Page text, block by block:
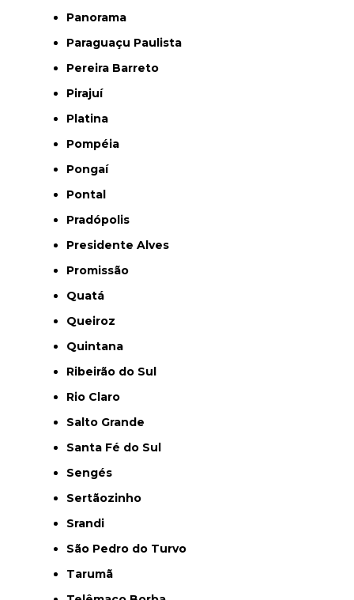
Panorama
Paraguaçu Paulista
Pereira Barreto
Pirajuí
Platina
Pompéia
Pongaí
Pontal
Pradópolis
Presidente Alves
Promissão
Quatá
Queiroz
Quintana
Ribeirão do Sul
Rio Claro
Salto Grande
Santa Fé do Sul
Sengés
Sertãozinho
Srandi
São Pedro do Turvo
Tarumã